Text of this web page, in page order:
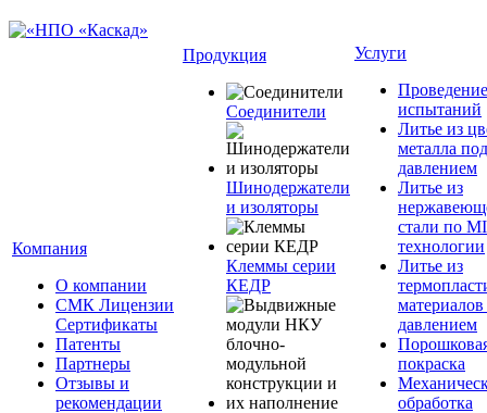
Компания
О компании
СМК Лицензии
Сертификаты
Патенты
Партнеры
Отзывы и
рекомендации
Продукция
Соединители
Шинодержатели
и изоляторы
Клеммы серии
КЕДР
Услуги
Проведение
испытаний
Литье из
металла под
давлением
Литье из
стали по
технологии
Литье из
давлением
покраска
обработка